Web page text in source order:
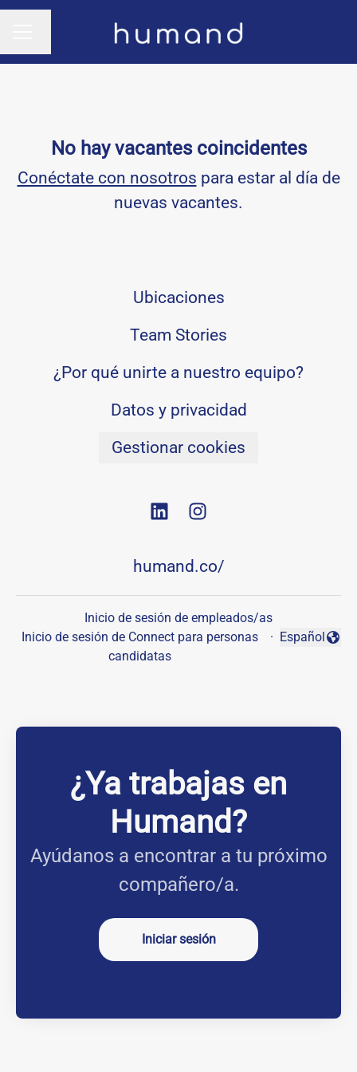
Cambiar idioma
No hay vacantes coincidentes
Conéctate con nosotros para estar al día de
nuevas vacantes.
Ubicaciones
Team Stories
¿Por qué unirte a nuestro equipo?
Datos y privacidad
Gestionar cookies
humand.co/
Inicio de sesión de empleados/as
Inicio de sesión de Connect para personas
candidatas
·
Cambiar
Español
¿Ya trabajas en
Humand?
Ayúdanos a encontrar a tu próximo
compañero/a.
Iniciar sesión